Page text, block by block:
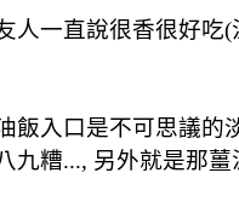
一直說很香很好吃(
入口是不可思議
糟..., 另外就是那